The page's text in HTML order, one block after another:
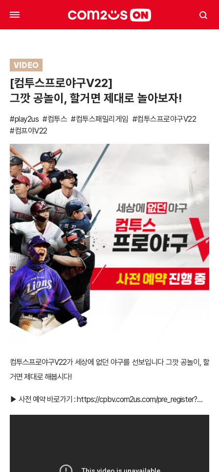
VIDEO
[컴투스프로야구V22]
그깟 공놀이, 할거면 제대로 놀아보자!
#play2us #컴투스 #컴투스패밀리게임 #컴투스프로야구V22
#컴프야V22
컴투스프로야구V22가 세상에 없던 야구를 선보입니다 그깟 공놀이, 할
거면 제대로 해봅시다!
▶ 사전 예약 바로가기 : https://cpbv.com2us.com/pre_register?…